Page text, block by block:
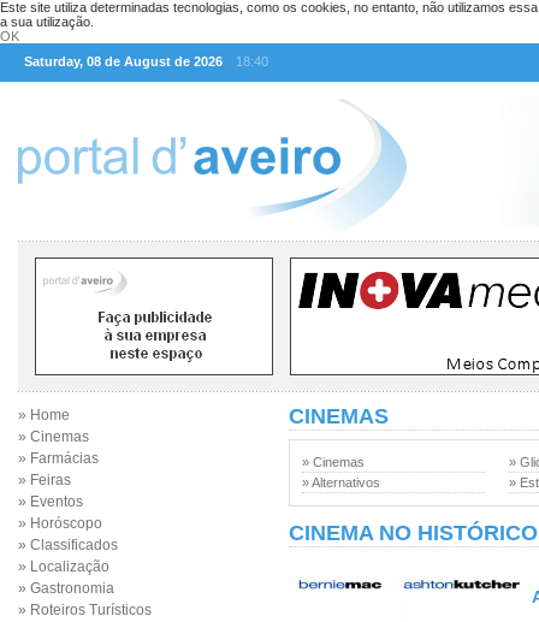
Este site utiliza determinadas tecnologias, como os cookies, no entanto, não utilizamos
a sua utilização.
OK
Saturday, 08 de August de 2026
18:40
» Home
» Cinemas
» Farmácias
» Feiras
» Eventos
» Horóscopo
» Classificados
» Localização
» Gastronomia
» Roteiros Turísticos
CINEMAS
» Cinemas
» Alternativos
»
»
CINEMA NO HISTÓRICO